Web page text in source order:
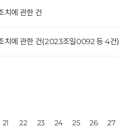
치에 관한 건
치에 관한 건(2023조일0092 등 4건)
21 22 23 24 25 26 27